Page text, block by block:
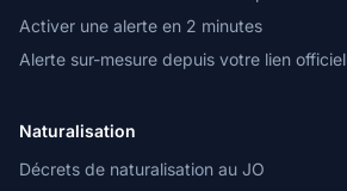
Activer une alerte en 2 minutes
Alerte sur-mesure depuis votre lien officiel
Naturalisation
Décrets de naturalisation au JO